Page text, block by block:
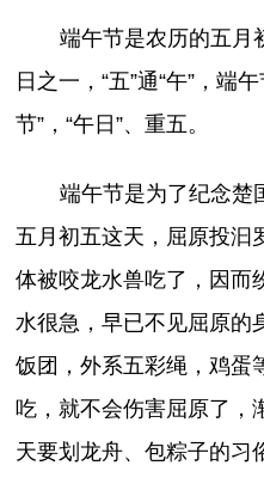
端午节是农历的五月
日之一，“五”通“午”，端
节”，“午日”、重五。
端午节是为了纪念楚
五月初五这天，屈原投汩
体被咬龙水兽吃了，因而
水很急，早已不见屈原的
饭团，外系五彩绳，鸡蛋
吃，就不会伤害屈原了，
天要划龙舟、包粽子的习